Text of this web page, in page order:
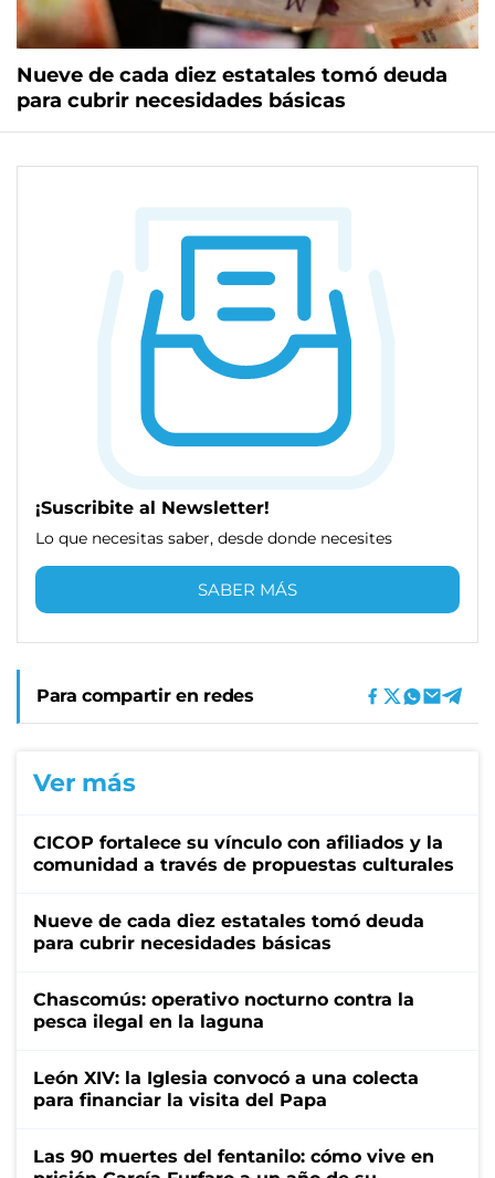
Nueve de cada diez estatales tomó deuda
para cubrir necesidades básicas
¡Suscribite al Newsletter!
Lo que necesitas saber, desde donde necesites
SABER MÁS
Para compartir en redes
Ver más
CICOP fortalece su vínculo con afiliados y la
comunidad a través de propuestas culturales
Nueve de cada diez estatales tomó deuda
para cubrir necesidades básicas
Chascomús: operativo nocturno contra la
pesca ilegal en la laguna
León XIV: la Iglesia convocó a una colecta
para financiar la visita del Papa
Las 90 muertes del fentanilo: cómo vive en